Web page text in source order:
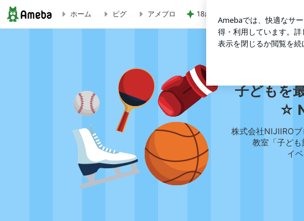
【イベント報告】シュガースノウ・アドベンチャー編 | 子どもを最強
ホーム ピグ アメブロ 18歳息子の自炊に笑った切り方
子どもを
☆
株式会社NIJIIRO
教室「子ども
イ